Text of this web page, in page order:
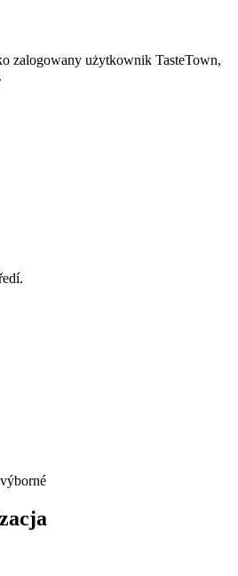
zalogowany użytkownik TasteTown,